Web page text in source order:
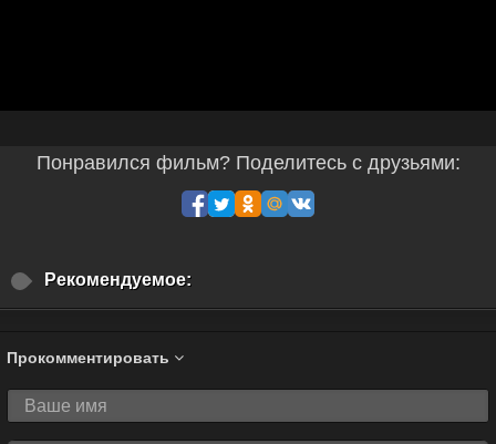
Понравился фильм? Поделитесь с друзьями:
Рекомендуемое:
Прокомментировать